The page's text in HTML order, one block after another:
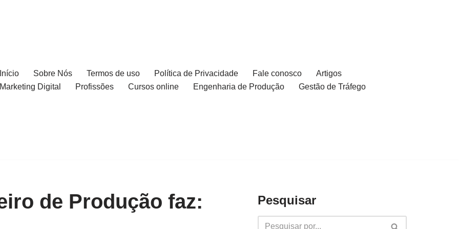
Início Sobre Nós Termos de uso Política de Privacidade Fale conosco
Artigos
Marketing Digital
Profissões Cursos online Engenharia de Produção Gestão de Tráfego
de Produção faz:
Pesquisar